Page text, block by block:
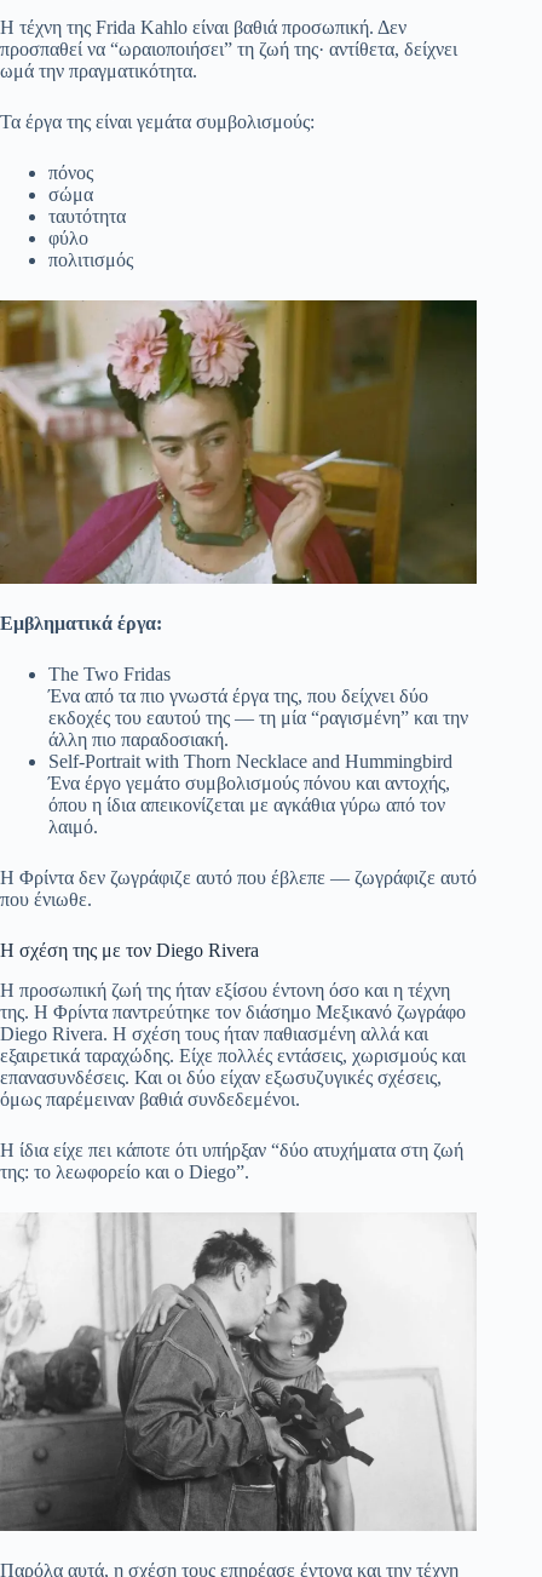
Η τέχνη της Frida Kahlo είναι βαθιά προσωπική. Δεν
προσπαθεί να “ωραιοποιήσει” τη ζωή της· αντίθετα, δείχνει
ωμά την πραγματικότητα.
Τα έργα της είναι γεμάτα συμβολισμούς:
πόνος
σώμα
ταυτότητα
φύλο
πολιτισμός
Εμβληματικά έργα:
The Two Fridas
Ένα από τα πιο γνωστά έργα της, που δείχνει δύο
εκδοχές του εαυτού της — τη μία “ραγισμένη” και την
άλλη πιο παραδοσιακή.
Self-Portrait with Thorn Necklace and Hummingbird
Ένα έργο γεμάτο συμβολισμούς πόνου και αντοχής,
όπου η ίδια απεικονίζεται με αγκάθια γύρω από τον
λαιμό.
Η Φρίντα δεν ζωγράφιζε αυτό που έβλεπε — ζωγράφιζε αυτό
που ένιωθε.
Η σχέση της με τον Diego Rivera
Η προσωπική ζωή της ήταν εξίσου έντονη όσο και η τέχνη
της. Η Φρίντα παντρεύτηκε τον διάσημο Μεξικανό ζωγράφο
Diego Rivera. Η σχέση τους ήταν παθιασμένη αλλά και
εξαιρετικά ταραχώδης. Είχε πολλές εντάσεις, χωρισμούς και
επανασυνδέσεις. Και οι δύο είχαν εξωσυζυγικές σχέσεις,
όμως παρέμειναν βαθιά συνδεδεμένοι.
Η ίδια είχε πει κάποτε ότι υπήρξαν “δύο ατυχήματα στη ζωή
της: το λεωφορείο και ο Diego”.
Παρόλα αυτά, η σχέση τους επηρέασε έντονα και την τέχνη